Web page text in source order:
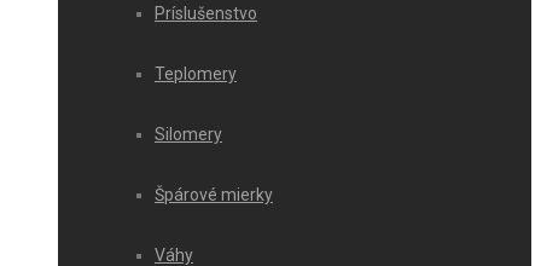
Príslušenstvo
Teplomery
Silomery
Špárové mierky
Váhy